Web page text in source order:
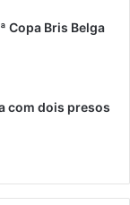
Copa Bris Belga
com dois presos